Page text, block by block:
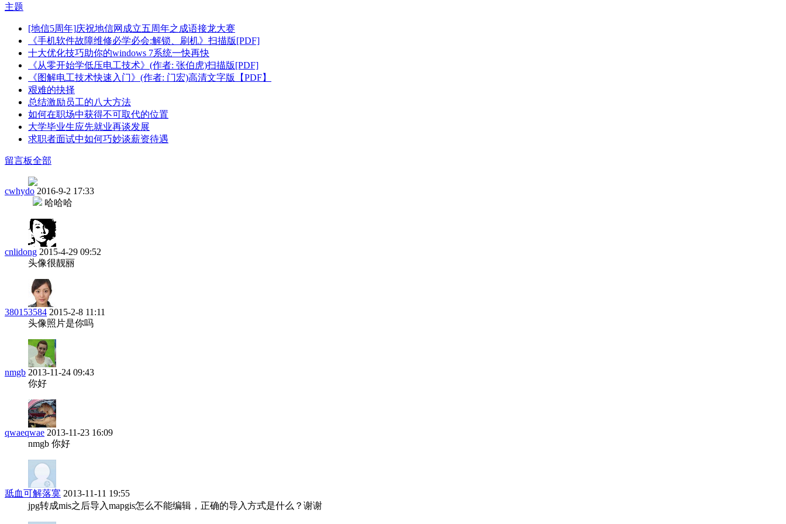
主题
[地信5周年]庆祝地信网成立五周年之成语接龙大赛
《手机软件故障维修必学必会:解锁、刷机》扫描版[PDF]
十大优化技巧助你的windows 7系统一快再快
《从零开始学低压电工技术》(作者: 张伯虎)扫描版[PDF]
《图解电工技术快速入门》(作者: 门宏)高清文字版【PDF】
艰难的抉择
总结激励员工的八大方法
如何在职场中获得不可取代的位置
大学毕业生应先就业再谈发展
求职者面试中如何巧妙谈薪资待遇
留言板全部
cwhydo 2016-9-2 17:33
哈哈哈
cnlidong 2015-4-29 09:52
头像很靓丽
380153584 2015-2-8 11:11
头像照片是你吗
nmgb 2013-11-24 09:43
你好
qwaeqwae 2013-11-23 16:09
nmgb 你好
舐血可解落寞 2013-11-11 19:55
jpg转成mis之后导入mapgis怎么不能编辑，正确的导入方式是什么？谢谢